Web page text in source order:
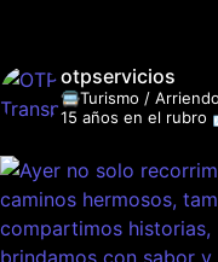
otpservicios
🚍Turismo /
15 años en el rubro